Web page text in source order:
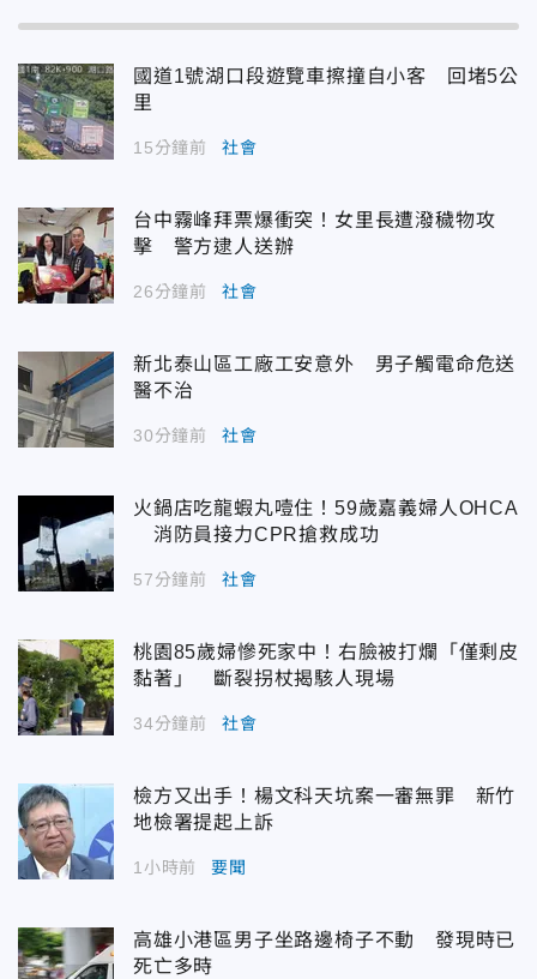
國道1號湖口段遊覽車擦撞自小客 回堵5公
里
15分鐘前 社會
台中霧峰拜票爆衝突！女里長遭潑穢物攻
擊 警方逮人送辦
26分鐘前 社會
新北泰山區工廠工安意外 男子觸電命危送
醫不治
30分鐘前 社會
火鍋店吃龍蝦丸噎住！59歲嘉義婦人OHCA
消防員接力CPR搶救成功
57分鐘前 社會
桃園85歲婦慘死家中！右臉被打爛「僅剩皮
黏著」 斷裂拐杖揭駭人現場
34分鐘前 社會
檢方又出手！楊文科天坑案一審無罪 新竹
地檢署提起上訴
1小時前 要聞
高雄小港區男子坐路邊椅子不動 發現時已
死亡多時